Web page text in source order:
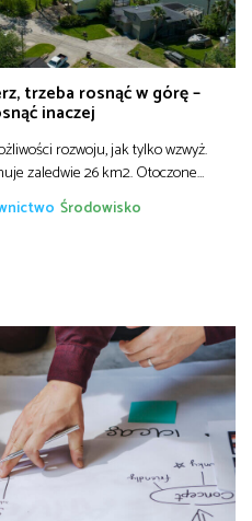
trzeba rosnąć w górę –
inaczej
rozwoju, jak tylko wzwyż.
zaledwie 26 km2. Otoczone…
Środowisko